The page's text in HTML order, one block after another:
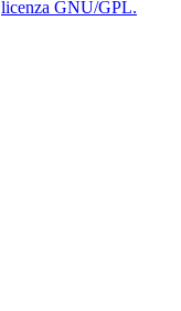
licenza GNU/GPL.